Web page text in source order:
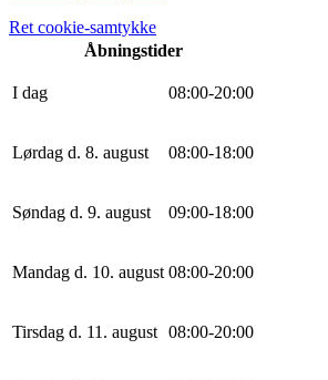
Ret cookie-samtykke
Åbningstider
I dag 08:00-20:00
Lørdag d. 8. august 08:00-18:00
Søndag d. 9. august 09:00-18:00
Mandag d. 10. august 08:00-20:00
Tirsdag d. 11. august 08:00-20:00